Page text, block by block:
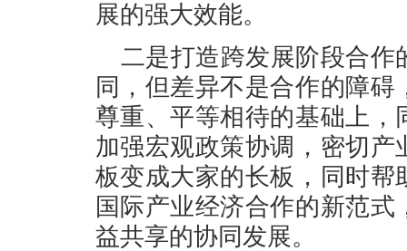
展的强大效能。
二是打造跨发展阶段合
同，但差异不是合作的障
尊重、平等相待的基础上
加强宏观政策协调，密切
板变成大家的长板，同时
国际产业经济合作的新范
益共享的协同发展。